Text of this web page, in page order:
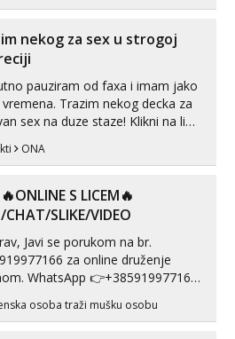
nekog za sex u strogoj
pauziram od faxa i imam jako
Trazim nekog decka za
na duze staze! Klikni na link
ONA
S LICEM🔥
CHAT/SLIKE/VIDEO
na br.
za online druženje
👉@enafriedrichkis Radim
s licem, solo i s partnerom,
osoba traži mušku osobu